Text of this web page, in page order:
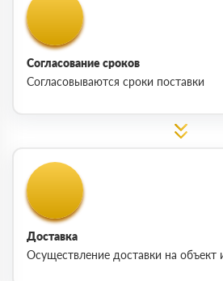
Согласование сроков
Согласовываются сроки поставки
Доставка
Осуществление доставки на объект